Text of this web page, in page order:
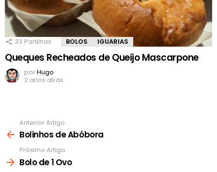
33 Partilhas BOLOS IGUARIAS
Queques Recheados de Queijo Mascarpone
porHugo
2 anos atrás
mais
Anterior Artigo
Bolinhos de Abóbora
Próximo Artigo
Bolo de 1 Ovo